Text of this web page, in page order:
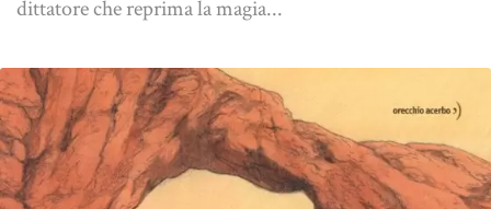
dittatore che reprima la magia...